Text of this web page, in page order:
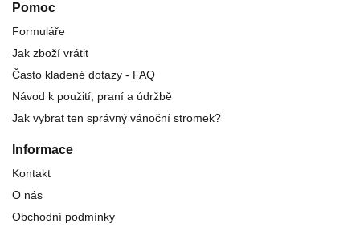
Pomoc
Formuláře
Jak zboží vrátit
Často kladené dotazy - FAQ
Návod k použití, praní a údržbě
Jak vybrat ten správný vánoční stromek?
Informace
Kontakt
O nás
Obchodní podmínky